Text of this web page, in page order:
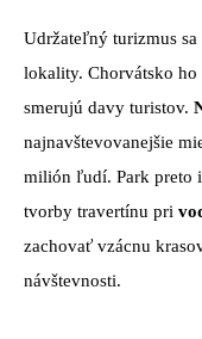
Udržateľný turizmus sa
lokality. Chorvátsko ho
smerujú davy turistov.
najnavštevovanejšie
milión ľudí. Park preto
tvorby travertínu pri
zachovať vzácnu
návštevnosti.